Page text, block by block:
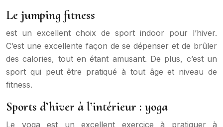
Le jumping fitness
est un excellent choix de sport indoor pour l’hiver.
C’est une excellente façon de se dépenser et de brûler
des calories, tout en étant amusant. De plus, c’est un
sport qui peut être pratiqué à tout âge et niveau de
fitness.
Sports d’hiver à l’intérieur : yoga
Le yoga est un excellent exercice à pratiquer à